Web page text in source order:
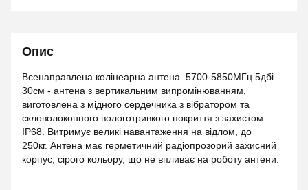
Опис
Всенаправлена колінеарна антена 5700-5850МГц 5дбі
30см - антена з вертикальним випромінюванням,
виготовлена з мідного сердечника з вібратором та
скловолоконного вологотривкого покриття з захистом
IP68. Витримує великі навантаження на відлом, до
250кг. Антена має герметичний радіопрозорий захисний
корпус, сірого кольору, що не впливає на роботу антени.